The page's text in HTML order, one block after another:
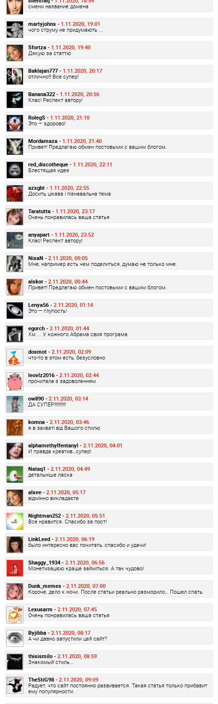
смени название домена
martyjohns - 1.11.2020, 19:01
чого струму не придумають ...
Sfortza - 1.11.2020, 19:40
Дякую за статтю
Baklajan777 - 1.11.2020, 20:17
отлично!!! Все супер!
Banana322 - 1.11.2020, 20:56
Клас! Респект автору!
RolegS - 1.11.2020, 21:10
Это — здорово!
Mordamaza - 1.11.2020, 21:40
Привет! Предлагаю обмен постовыми с вашим блогом.
red_discotheque - 1.11.2020, 22:11
Блестящая идея
azxgbt - 1.11.2020, 22:55
Досить цікава і пізнавальна тема
Taratutta - 1.11.2020, 23:17
Очень понравилась ваша статья
anyapart - 1.11.2020, 23:52
Клас! Респект автору!
NixaN - 2.11.2020, 00:05
Мне, например есть чем поделиться, думаю не только мне.
alskor - 2.11.2020, 00:44
Привет! Предлагаю обмен постовыми с вашим блогом.
Lenya56 - 2.11.2020, 01:14
Это — глупость!
egorch - 2.11.2020, 01:44
Хм ... У кожного Абрама своя програма.
dosmot - 2.11.2020, 02:09
что-то в этом есть, безусловно
leovlz2016 - 2.11.2020, 02:44
прочитала з задоволенням
ow890 - 2.11.2020, 03:14
ДА СУПЕР!!!!!!!!!!!!
komna - 2.11.2020, 03:46
я в захваті від Вашого стилю
alphamethylfentanyl - 2.11.2020, 04:01
И правда креатив…супер!
Nataq1 - 2.11.2020, 04:49
детальніше ласка
alxee - 2.11.2020, 05:17
відмінно викладаєте
Nightman252 - 2.11.2020, 05:51
Все нравится. Спасибо за пост!
LinkLeed - 2.11.2020, 06:19
было интересно вас почитать, спасибо и удачи!
Shaggy_1934 - 2.11.2020, 06:56
Монетизацією краще займіться. А так чудово!
Dunk_memes - 2.11.2020, 07:00
Короче, дело к ночи. После статьи реально разморило… Пошел спать.
Lexusarm - 2.11.2020, 07:45
Очень понравилась ваша статья
Byjibba - 2.11.2020, 08:17
А чи давно запустили цей сайт?
thisismilo - 2.11.2020, 08:59
Знакомый стиль...
TheStiG98 - 2.11.2020, 09:09
Радует, что сайт постоянно развивается. Такая статья только прибавит
ему популярности.